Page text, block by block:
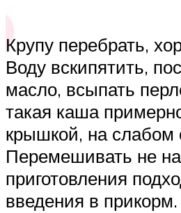
Крупу перебрать,
Воду вскипятить,
масло, всыпать
такая каша
крышкой, на слабом
Перемешивать не
приготовления
введения в прикорм.